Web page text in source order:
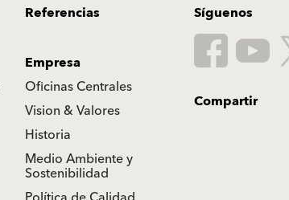
Referencias
Empresa
Oficinas Centrales
Vision & Valores
Historia
Medio Ambiente y
Sostenibilidad
Síguenos
Compartir